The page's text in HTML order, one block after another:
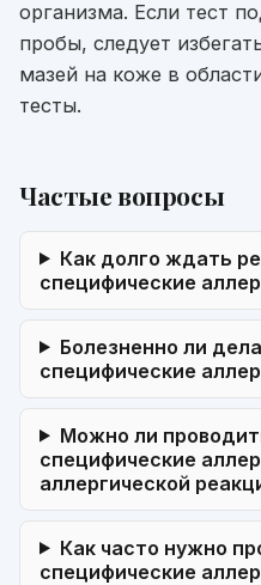
организма. Если тест
пробы, следует
мазей на коже в
тесты.
Частые вопросы
Как долго ждать
специфические
Болезненно ли
специфические
Можно ли
специфические
аллергической
Как часто нужно
специфические